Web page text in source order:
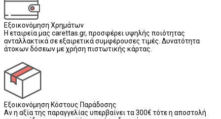
Εξοικονόμηση Χρημάτων
Η εταιρεία μας carettas.gr, προσφέρει υψηλής ποιότητας
ανταλλακτικά σε εξαιρετικά συμφέρουσες τιμές. Δυνατότητα
άτοκων δόσεων με χρήση πιστωτικής κάρτας.
Εξοικονόμηση Κόστους Παράδοσης
Αν η αξία της παραγγελίας υπερβαίνει τα 300€ τότε η αποστολή